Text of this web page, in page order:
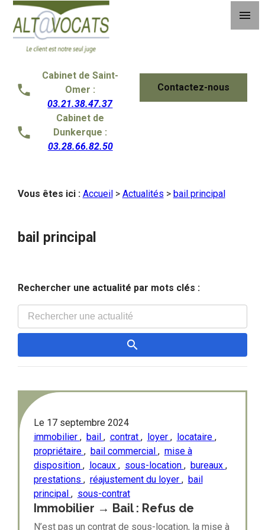
menu
Cabinet de Saint-
Omer :
03.21.38.47.37
Cabinet de
Dunkerque :
03.28.66.82.50
Contactez-nous
Vous êtes ici : Accueil> Actualités > bail principal
bail principal
Rechercher une actualité par mots clés :
Le 17 septembre 2024
immobilier , bail , contrat , loyer , locataire ,
propriétaire , bail commercial , mise à
disposition , locaux , sous-location , bureaux ,
prestations , réajustement du loyer , bail
principal , sous-contrat
Immobilier → Bail : Refus de
qualifier une mise à disposition de
N’est pas un contrat de sous-location, la mise à
Panneau de gestion des cookies